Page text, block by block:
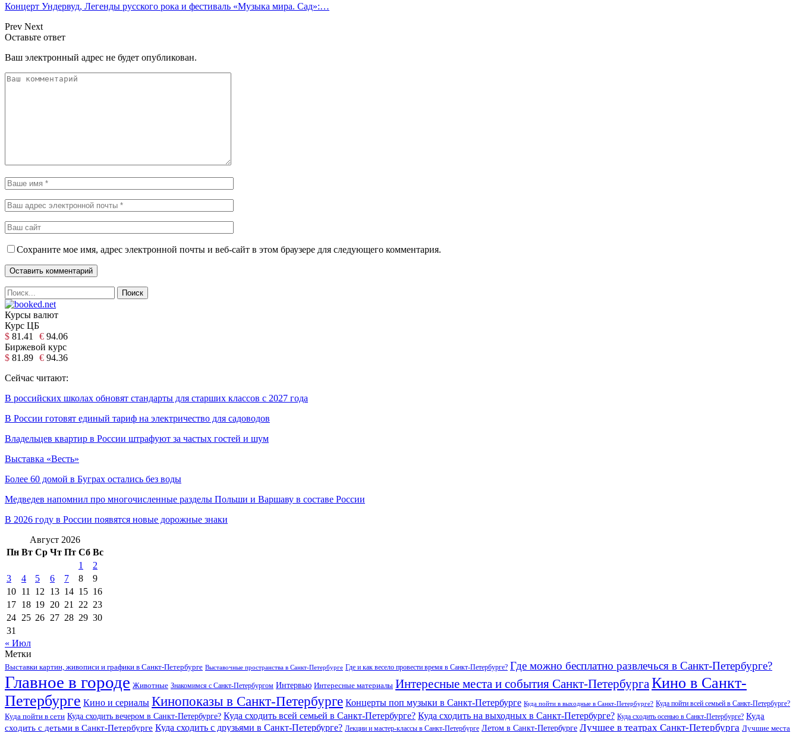
Концерт Ундервуд, Легенды русского рока и фестиваль «Музыка мира. Сад»:…
Prev Next
Оставьте ответ
Ваш электронный адрес не будет опубликован.
Сохраните мое имя, адрес электронной почты и веб-сайт в этом браузере для следующего комментария.
Курсы валют
Курс ЦБ
$ 81.41 € 94.06
Биржевой курс
$ 81.89 € 94.36
Сейчас читают:
В российских школах обновят стандарты для старших классов с 2027 года
В России готовят единый тариф на электричество для садоводов
Владельцев квартир в России штрафуют за частых гостей и шум
Выставка «Весть»
Более 60 домой в Буграх остались без воды
Медведев напомнил про многочисленные разделы Польши и Варшаву в составе России
В 2026 году в России появятся новые дорожные знаки
Август 2026
Пн Вт Ср Чт Пт Сб Вс
1
2
3
4 5 6 7 8
9
10 11 12 13 14 15 16
17 18 19 20 21 22 23
24 25 26 27 28 29 30
31
« Июл
Метки
Выставки картин, живописи и графики в Санкт-Петербурге Выставочные пространства в Санкт-Петербурге Где и как весело провести время в Санкт-Петербурге? Где можно бесплатно развлечься в Санкт-Петербурге?
Главное в городе Животные Знакомимся с Санкт-Петербургом Интервью Интересные материалы Интересные места и события Санкт-Петербурга Кино в Санкт-
Петербурге Кино и сериалы Кинопоказы в Санкт-Петербурге Концерты поп музыки в Санкт-Петербурге Куда пойти в выходные в Санкт-Петербурге? Куда пойти всей семьей в Санкт-Петербурге?
Куда пойти в сети Куда сходить вечером в Санкт-Петербурге? Куда сходить всей семьей в Санкт-Петербурге? Куда сходить на выходных в Санкт-Петербурге? Куда сходить осенью в Санкт-Петербурге? Куда
сходить с детьми в Санкт-Петербурге Куда сходить с друзьями в Санкт-Петербурге? Лекции и мастер-классы в Санкт-Петербурге Летом в Санкт-Петербурге Лучшее в театрах Санкт-Петербурга Лучшие места